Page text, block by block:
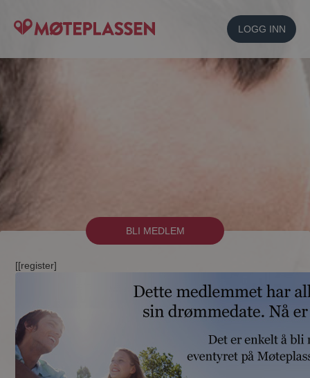
LOGG INN
BLI MEDLEM
[[register]